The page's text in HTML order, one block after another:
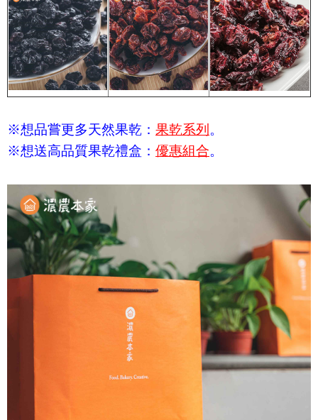
※想品嘗更多天然果乾： 果乾系列 。
※想送高品質果乾禮盒： 優惠組合。